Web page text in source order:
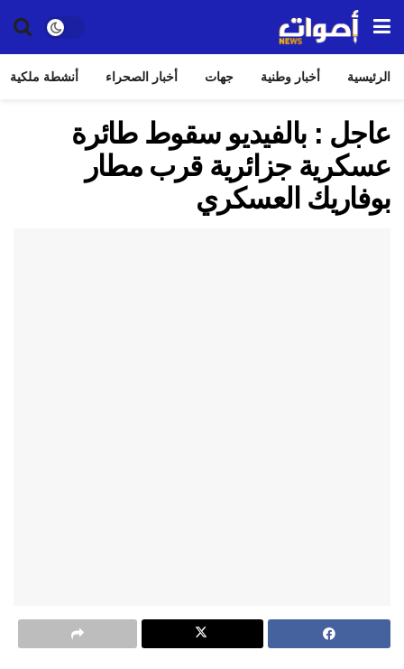
الرئيسية أخبار وطنية جهات أخبار الصحراء أنشطة ملكية
عاجل : بالفيديو سقوط طائرة
عسكرية جزائرية قرب مطار
بوفاريك العسكري